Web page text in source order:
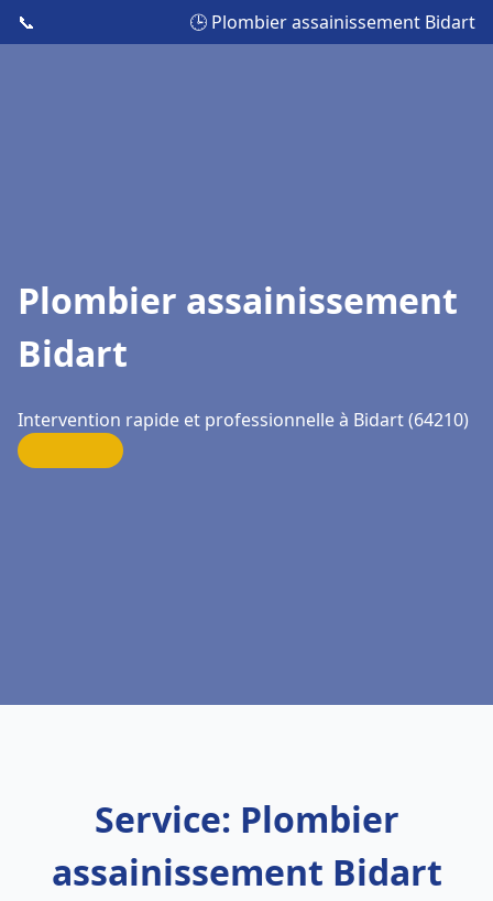
📞 🕒 Plombier assainissement Bidart
Plombier assainissement
Bidart
Intervention rapide et professionnelle à Bidart (64210)
Service: Plombier
assainissement Bidart